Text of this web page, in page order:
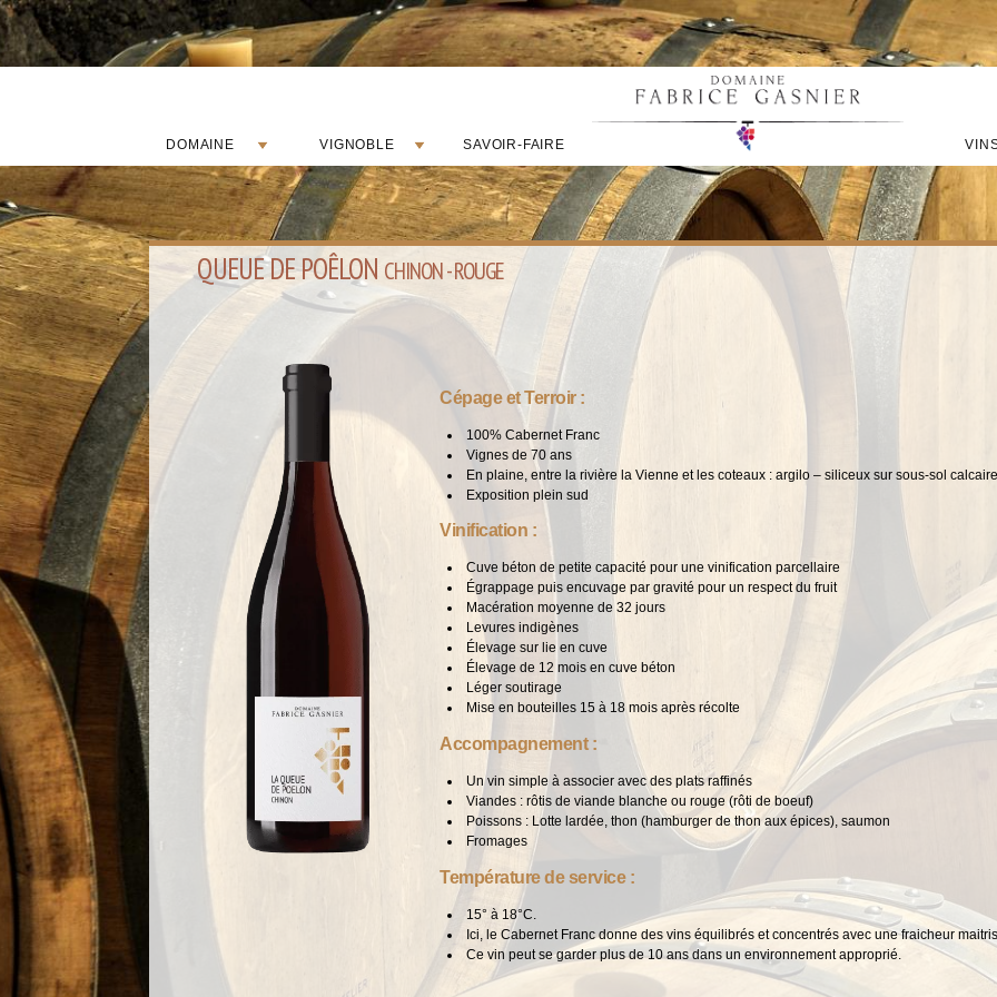
DOMAINE VIGNOBLE SAVOIR-FAIRE
QUEUE DE POÊLON CHINON - ROUGE
Cépage et Terroir :
100% Cabernet Franc
Vignes de 70 ans
En plaine, entre la rivière la Vienne et les coteaux : argilo – siliceux sur sous-sol
Exposition plein sud
Vinification :
Cuve béton de petite capacité pour une vinification parcellaire
Égrappage puis encuvage par gravité pour un respect du fruit
Macération moyenne de 32 jours
Levures indigènes
Élevage sur lie en cuve
Élevage de 12 mois en cuve béton
Léger soutirage
Mise en bouteilles 15 à 18 mois après récolte
Accompagnement :
Un vin simple à associer avec des plats raffinés
Viandes : rôtis de viande blanche ou rouge (rôti de boeuf)
Poissons : Lotte lardée, thon (hamburger de thon aux épices), saumon
Fromages
Température de service :
15° à 18°C.
Ici, le Cabernet Franc donne des vins équilibrés et concentrés avec une fraicheur
Ce vin peut se garder plus de 10 ans dans un environnement approprié.